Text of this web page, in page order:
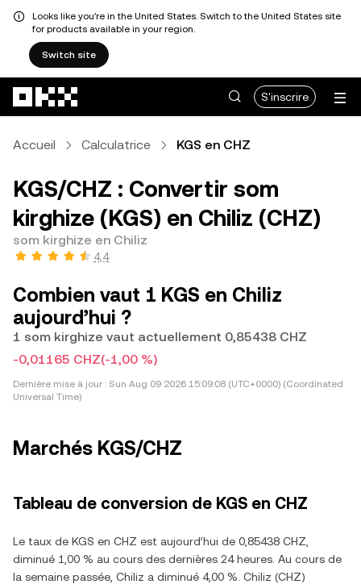
Looks like you're in the United States. Switch to the United States site
for products available in your region.
Switch site
S'inscrire
Accueil Calculatrice KGS en CHZ
KGS/CHZ : Convertir som
kirghize (KGS) en Chiliz (CHZ)
som kirghize en Chiliz
4,4
Combien vaut 1 KGS en Chiliz
aujourd’hui ?
1 som kirghize vaut actuellement 0,85438 CHZ
-0,01165 CHZ(-1,00 %)
Dernière mise à jour : Sun Aug 09 2026 15:09:08 (UTC+0000) (Coordinated
Universal Time)
Marchés KGS/CHZ
Tableau de conversion de KGS en CHZ
Le taux de KGS en CHZ est aujourd’hui de 0,85438 CHZ,
diminué 1,00 % au cours des dernières 24 heures. Au cours de
la semaine passée, Chiliz a diminué 4,00 %. Chiliz (CHZ)